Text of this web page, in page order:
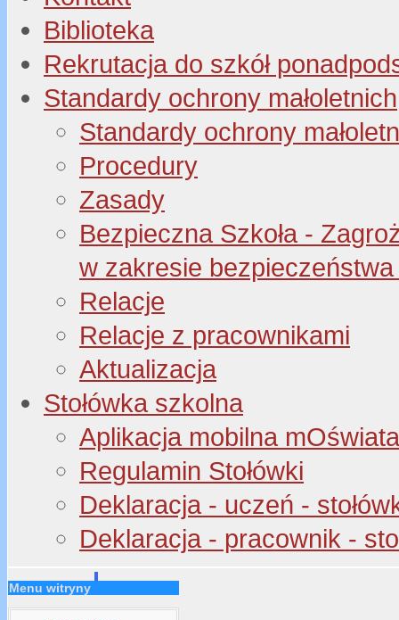
Biblioteka
Rekrutacja do szkół
Standardy ochrony małoletnich
Standardy ochrony
Procedury
Zasady
Bezpieczna Szkoła -
w zakresie
Relacje
Relacje z pracownikami
Aktualizacja
Stołówka szkolna
Aplikacja mobilna
Regulamin Stołówki
Deklaracja - uczeń -
Deklaracja - pracownik -
Menu witryny